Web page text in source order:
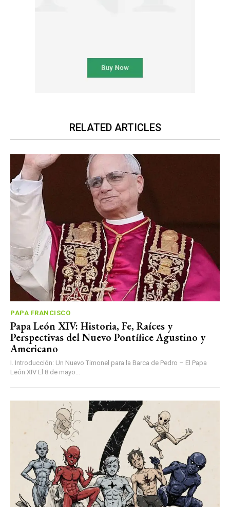
RELATED ARTICLES
PAPA FRANCISCO
Papa León XIV: Historia, Fe, Raíces y
Perspectivas del Nuevo Pontífice Agustino y
Americano
I. Introducción: Un Nuevo Timonel para la Barca de Pedro – El Papa
León XIV El 8 de mayo...